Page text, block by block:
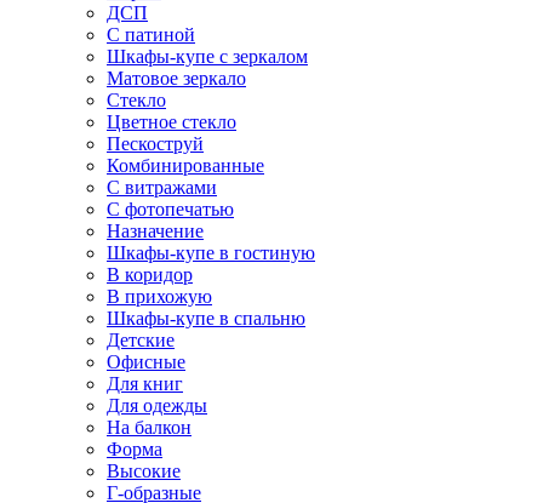
ДСП
С патиной
Шкафы-купе с зеркалом
Матовое зеркало
Стекло
Цветное стекло
Пескоструй
Комбинированные
С витражами
С фотопечатью
Назначение
Шкафы-купе в гостиную
В коридор
В прихожую
Шкафы-купе в спальню
Детские
Офисные
Для книг
Для одежды
На балкон
Форма
Высокие
Г-образные